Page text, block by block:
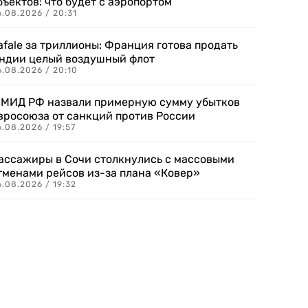
/ 20:31
за триллионы: Франция готова продать
целый воздушный флот
/ 20:10
РФ назвали примерную сумму убытков
от санкций против России
/ 19:57
в Сочи столкнулись с массовыми
рейсов из-за плана «Ковер»
/ 19:32